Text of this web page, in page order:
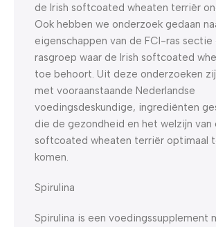
de Irish softcoated wheaten terriër
Ook hebben we onderzoek gedaan
eigenschappen van de FCI-ras sectie
rasgroep waar de Irish softcoated
toe behoort. Uit deze onderzoeken
met vooraanstaande Nederlandse
voedingsdeskundige, ingrediënten
die de gezondheid en het welzijn van
softcoated wheaten terriër optimaal
komen.
Spirulina
Spirulina is een voedingssupplement